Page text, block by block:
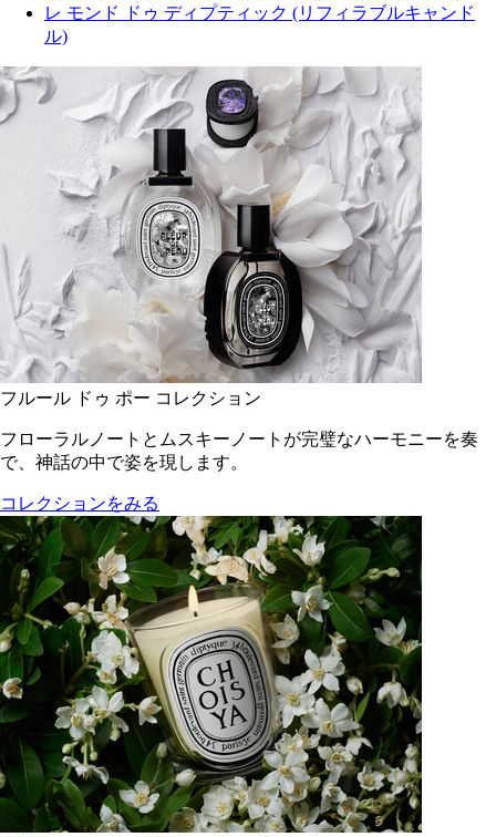
レ モンド ドゥ ディプティック (リフィラブルキャンド
ル)
フルール ドゥ ポー コレクション
フローラルノートとムスキーノートが完璧なハーモニーを奏
で、神話の中で姿を現します。
コレクションをみる